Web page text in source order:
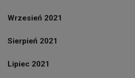
Wrzesień 2021
Sierpień 2021
Lipiec 2021